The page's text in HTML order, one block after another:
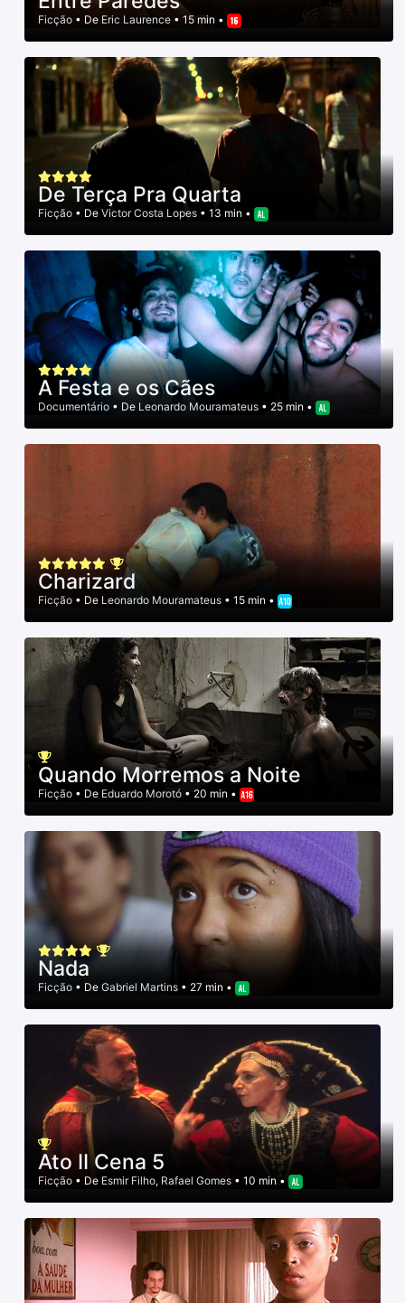
Ficção • De Eric Laurence • 15 min •
De Terça Pra Quarta
Ficção • De Victor Costa Lopes • 13 min •
A Festa e os Cães
Documentário • De Leonardo Mouramateus • 25 min •
Charizard
Ficção • De Leonardo Mouramateus • 15 min •
Quando Morremos a Noite
Ficção • De Eduardo Morotó • 20 min •
Nada
Ficção • De Gabriel Martins • 27 min •
Ato II Cena 5
Ficção • De Esmir Filho, Rafael Gomes • 10 min •